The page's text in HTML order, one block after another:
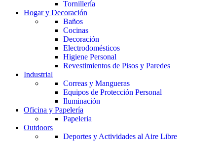
Tornillería
Hogar y Decoración
Baños
Cocinas
Decoración
Electrodomésticos
Higiene Personal
Revestimientos de Pisos y Paredes
Industrial
Correas y Mangueras
Equipos de Protección Personal
Iluminación
Oficina y Papelería
Papeleria
Outdoors
Deportes y Actividades al Aire Libre